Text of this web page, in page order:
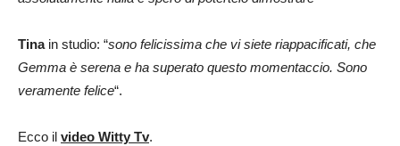
Tinain studio: “sono felicissima che vi siete riappacificati, che
Gemma è serena e ha superato questo momentaccio. Sono
veramente felice“.
Ecco il video Witty Tv.